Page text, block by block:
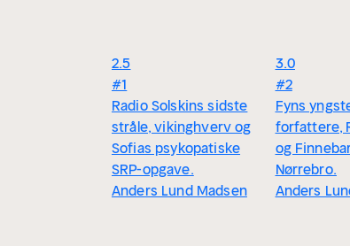
2.5
#1
Radio Solskins sidste
stråle, vikinghverv og
Sofias psykopatiske
SRP-opgave.
Anders Lund Madsen
3.0
#2
Fyns
forfattere,
og
Nørrebro.
Anders